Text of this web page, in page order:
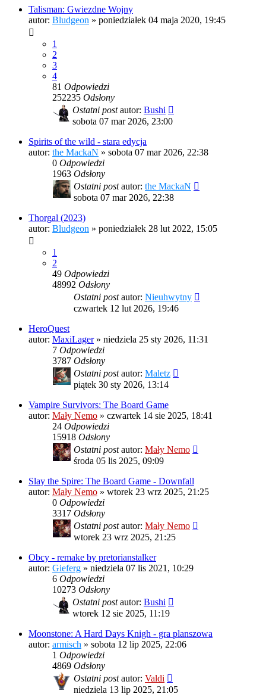
Talisman: Gwiezdne Wojny
autor: Bludgeon » poniedziałek 04 maja 2020, 19:45
1
2
3
4
81 Odpowiedzi
252235 Odsłony
Ostatni postautor: Bushi
sobota 07 mar 2026, 23:00
Spirits of the wild - stara edycja
autor: the MackaN » sobota 07 mar 2026, 22:38
0 Odpowiedzi
1963 Odsłony
Ostatni postautor: the MackaN
sobota 07 mar 2026, 22:38
Thorgal (2023)
autor: Bludgeon » poniedziałek 28 lut 2022, 15:05
1
2
49 Odpowiedzi
48992 Odsłony
Ostatni postautor: Nieuhwytny
czwartek 12 lut 2026, 19:46
HeroQuest
autor: MaxiLager» niedziela 25 sty 2026, 11:31
7 Odpowiedzi
3787 Odsłony
Ostatni postautor: Maletz
piątek 30 sty 2026, 13:14
Vampire Survivors: The Board Game
autor: Mały Nemo » czwartek 14 sie 2025, 18:41
24 Odpowiedzi
15918 Odsłony
Ostatni postautor: Mały Nemo
środa 05 lis 2025, 09:09
Slay the Spire: The Board Game - Downfall
autor: Mały Nemo » wtorek 23 wrz 2025, 21:25
0 Odpowiedzi
3317 Odsłony
Ostatni postautor: Mały Nemo
wtorek 23 wrz 2025, 21:25
Obcy - remake by pretorianstalker
autor: Gieferg » niedziela 07 lis 2021, 10:29
6 Odpowiedzi
10273 Odsłony
Ostatni postautor: Bushi
wtorek 12 sie 2025, 11:19
Moonstone: A Hard Days Knigh - gra planszowa
autor: armisch » sobota 12 lip 2025, 22:06
1 Odpowiedzi
4869 Odsłony
Ostatni postautor: Valdi
niedziela 13 lip 2025, 21:05